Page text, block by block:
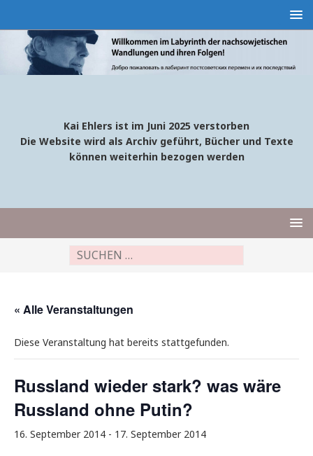
Kai Ehlers ist im Juni 2025 verstorben
Die Website wird als Archiv geführt, Bücher und Texte
können weiterhin bezogen werden
« Alle Veranstaltungen
Diese Veranstaltung hat bereits stattgefunden.
Russland wieder stark? was wäre
Russland ohne Putin?
16. September 2014 - 17. September 2014